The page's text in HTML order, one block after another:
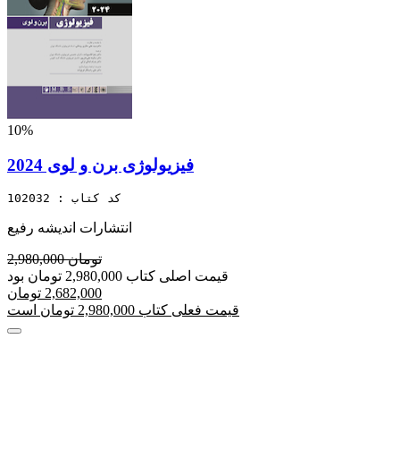
10%
فیزیولوژی برن و لوی 2024
کد کتاب : 102032
انتشارات اندیشه رفیع
2,980,000 تومان
قیمت اصلی کتاب 2,980,000 تومان بود
2,682,000 تومان
قیمت فعلی کتاب 2,980,000 تومان است